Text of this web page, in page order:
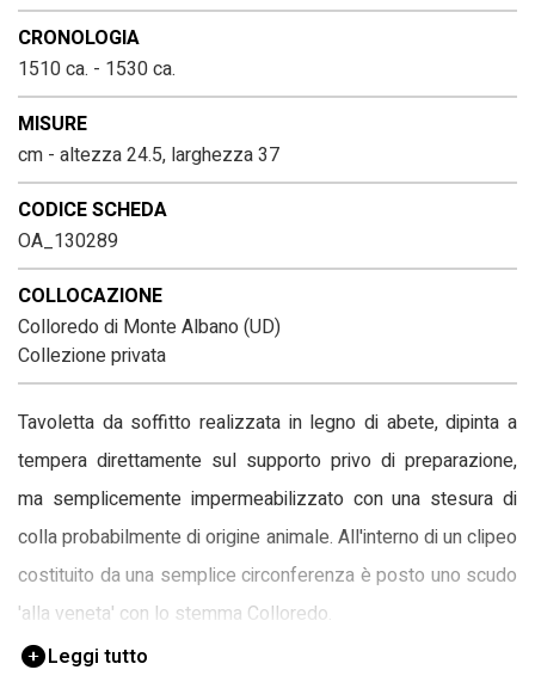
CRONOLOGIA
1510 ca. - 1530 ca.
MISURE
cm - altezza 24.5, larghezza 37
CODICE SCHEDA
OA_130289
COLLOCAZIONE
Colloredo di Monte Albano (UD)
Collezione privata
Tavoletta da soffitto realizzata in legno di abete, dipinta a
tempera direttamente sul supporto privo di preparazione,
ma semplicemente impermeabilizzato con una stesura di
colla probabilmente di origine animale. All'interno di un clipeo
costituito da una semplice circonferenza è posto uno scudo
'alla veneta' con lo stemma Colloredo.
Leggi tutto